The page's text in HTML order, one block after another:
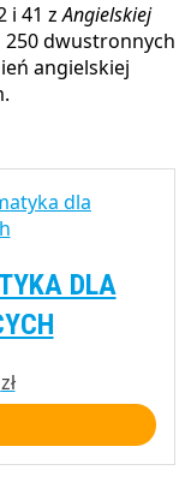
i 41 zAngielskiej
250 dwustronnych
angielskiej
DLA
zł.
złAktualna
cena
87,00 zł.